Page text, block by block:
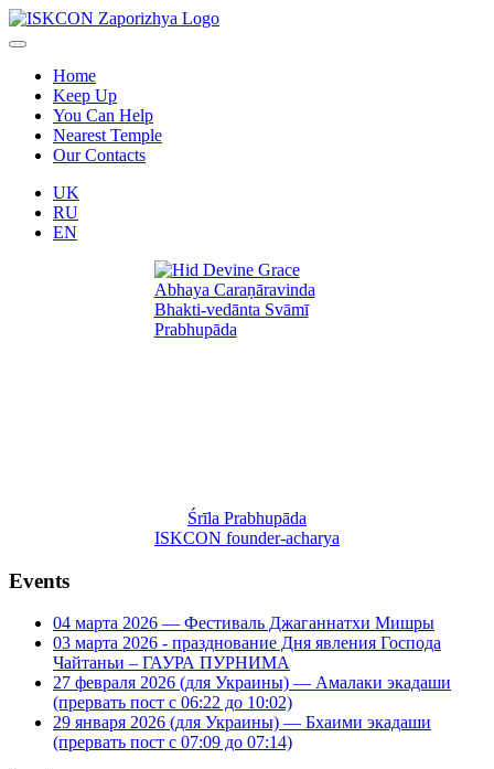
Home
Keep Up
You Can Help
Nearest Temple
Our Contacts
UK
RU
EN
Śrīla Prabhupāda
ISKCON founder-acharya
Events
04 марта 2026 — Фестиваль Джаганнатхи Мишры
03 марта 2026 - празднование Дня явления Господа
Чайтаньи – ГАУРА ПУРНИМА
27 февраля 2026 (для Украины) — Амалаки экадаши
(прервать пост с 06:22 до 10:02)
29 января 2026 (для Украины) — Бхаими экадаши
(прервать пост с 07:09 до 07:14)